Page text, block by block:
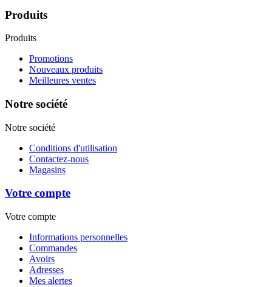
Produits
Produits
Promotions
Nouveaux produits
Meilleures ventes
Notre société
Notre société
Conditions d'utilisation
Contactez-nous
Magasins
Votre compte
Votre compte
Informations personnelles
Commandes
Avoirs
Adresses
Mes alertes